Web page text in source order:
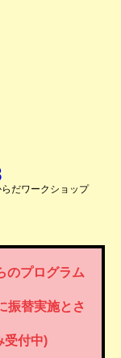
だワークショップ
のプログラム
振替実施とさ
受付中)